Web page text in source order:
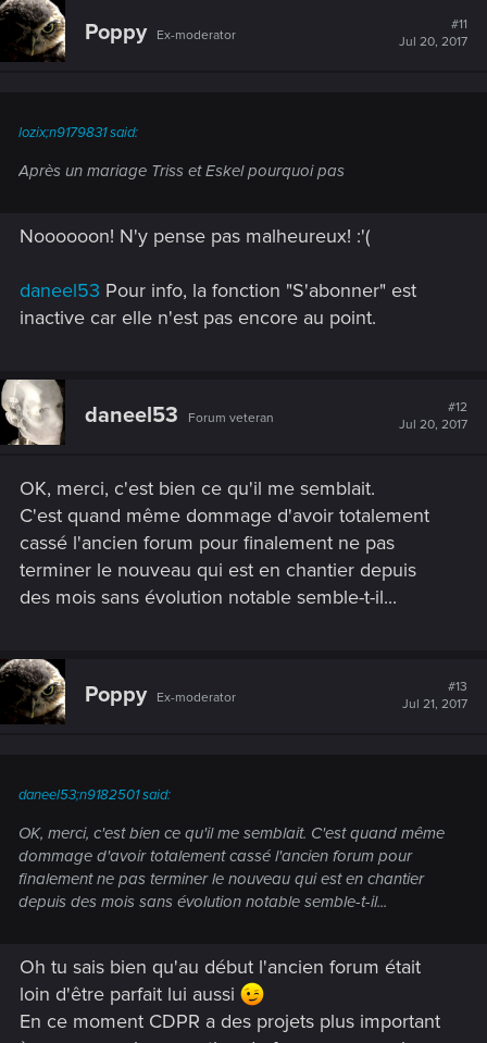
Poppy Ex-moderator
#11
Jul 20, 2017
lozix;n9179831 said:
Après un mariage Triss et Eskel pourquoi pas
Noooooon! N'y pense pas malheureux! :'(
daneel53 Pour info, la fonction "S'abonner" est
inactive car elle n'est pas encore au point.
daneel53 Forum veteran
#12
Jul 20, 2017
OK, merci, c'est bien ce qu'il me semblait.
C'est quand même dommage d'avoir totalement
cassé l'ancien forum pour finalement ne pas
terminer le nouveau qui est en chantier depuis
des mois sans évolution notable semble-t-il...
Poppy Ex-moderator
#13
Jul 21, 2017
daneel53;n9182501 said:
OK, merci, c'est bien ce qu'il me semblait. C'est quand même
dommage d'avoir totalement cassé l'ancien forum pour
finalement ne pas terminer le nouveau qui est en chantier
depuis des mois sans évolution notable semble-t-il...
Oh tu sais bien qu'au début l'ancien forum était
loin d'être parfait lui aussi
En ce moment CDPR a des projets plus important